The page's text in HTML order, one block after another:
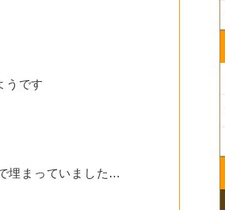
うです
埋まっていました…